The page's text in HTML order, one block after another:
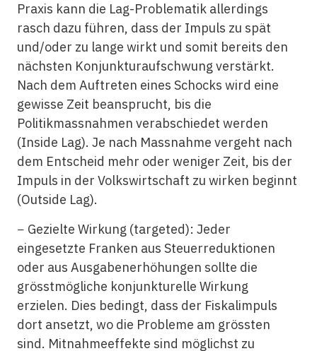
Praxis kann die Lag-Problematik allerdings
rasch dazu führen, dass der Impuls zu spät
und/oder zu lange wirkt und somit bereits den
nächsten Konjunkturaufschwung verstärkt.
Nach dem Auftreten eines Schocks wird eine
gewisse Zeit beansprucht, bis die
Politikmassnahmen verabschiedet werden
(Inside Lag). Je nach Massnahme vergeht nach
dem Entscheid mehr oder weniger Zeit, bis der
Impuls in der Volkswirtschaft zu wirken beginnt
(Outside Lag).
− Gezielte Wirkung (targeted): Jeder
eingesetzte Franken aus Steuerreduktionen
oder aus Ausgabenerhöhungen sollte die
grösstmögliche konjunkturelle Wirkung
erzielen. Dies bedingt, dass der Fiskalimpuls
dort ansetzt, wo die Probleme am grössten
sind. Mitnahmeeffekte sind möglichst zu